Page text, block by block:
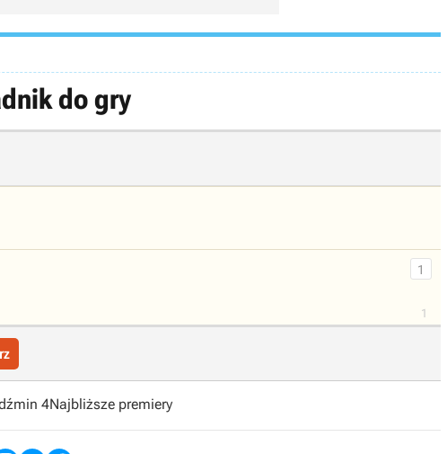
do gry
1
1
4Najbliższe premiery